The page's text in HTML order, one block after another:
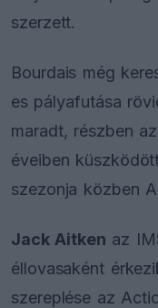
szerzett.
Bourdais még
es pályafutása
maradt, részben
éveiben
szezonja közben
Jack Aitken az
éllovasaként
szereplése az